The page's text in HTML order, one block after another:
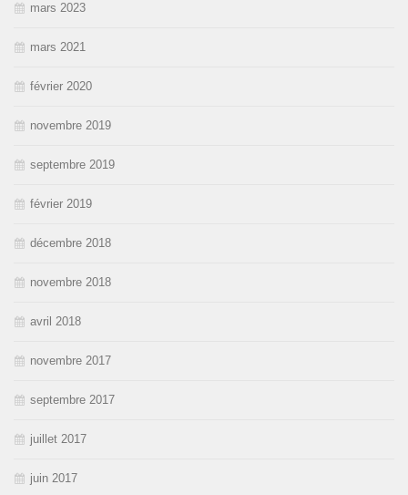
mars 2023
mars 2021
février 2020
novembre 2019
septembre 2019
février 2019
décembre 2018
novembre 2018
avril 2018
novembre 2017
septembre 2017
juillet 2017
juin 2017